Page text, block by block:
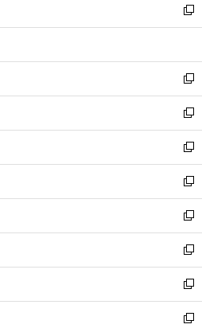
く
で
開
ド
ウ
開
く
ィ
ン
ウ
で
開
く
い
ウ
ン
ド
ウ
で
開
く
新
し
ウ
ィ
ン
ド
ウ
で
開
く
新
し
い
ウ
ィ
ン
ド
ウ
で
開
く
新
し
い
ウ
ィ
ン
ド
ウ
で
開
く
新
し
い
ウ
ィ
ン
ド
ウ
で
開
く
新
し
い
ウ
ィ
ン
ド
ウ
で
新
し
い
ウ
ィ
ン
ド
新
し
い
ウ
ィ
新
し
い
新